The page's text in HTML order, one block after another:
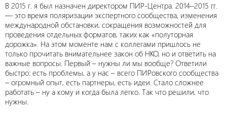
В 2015 г. я был назначен директором ПИР-Центра. 2014–2015 гг.
— это время поляризации экспертного сообщества, изменения
международной обстановки, сокращения возможностей для
проведения отдельных форматов, таких как «полуторная
дорожка». На этом моменте нам с коллегами пришлось не
только прочитать внимательнее закон об НКО, но и ответить на
важные вопросы. Первый – нужны ли мы вообще? Ответили
быстро: есть проблемы, а у нас – всего ПИРовского сообщества
– огромный опыт, есть партнеры, есть идеи. Стало сложнее
работать – ну а кому и когда была легко. Так что решили, что
нужны.